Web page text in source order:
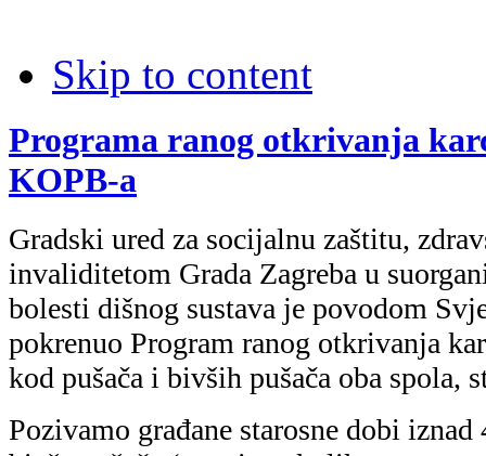
Skip to content
Programa ranog otkrivanja
KOPB-a
Gradski ured za socijalnu zaštitu,
invaliditetom Grada Zagreba u
bolesti dišnog sustava je povodom
pokrenuo Program ranog otkrivanja
kod pušača i bivših pušača oba spola,
Pozivamo građane starosne dobi